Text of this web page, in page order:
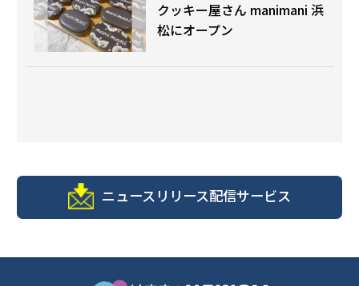
クッキー屋さん manimani 浜
松にオープン
ニュースリリース配信サービス